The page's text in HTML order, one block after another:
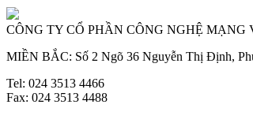
CÔNG TY CỔ PHẦN CÔNG NGHỆ MẠNG
MIỀN BẮC: Số 2 Ngõ 36 Nguyễn Thị Định,
Tel: 024 3513 4466
Fax: 024 3513 4488